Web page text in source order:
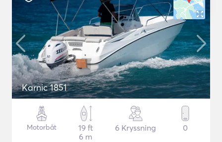
Karnic 1851
Motorbåt
19 ft
6 m
6 Kryssning 0